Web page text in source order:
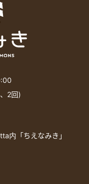
2回)
内「ちえなみき」